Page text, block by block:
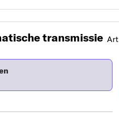
transmissie